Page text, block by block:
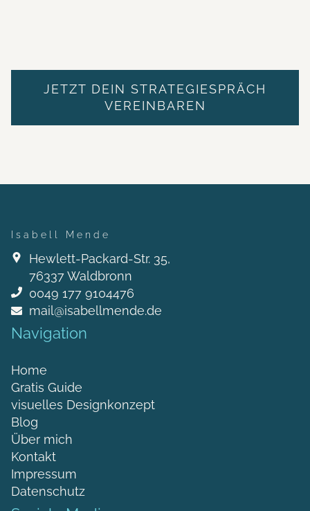
JETZT DEIN STRATEGIESPRÄCH
VEREINBAREN
Isabell Mende
Hewlett-Packard-Str. 35,
76337 Waldbronn
0049 177 9104476
mail@isabellmende.de
Navigation
Home
Gratis Guide
visuelles Designkonzept
Blog
Über mich
Kontakt
Impressum
Datenschutz